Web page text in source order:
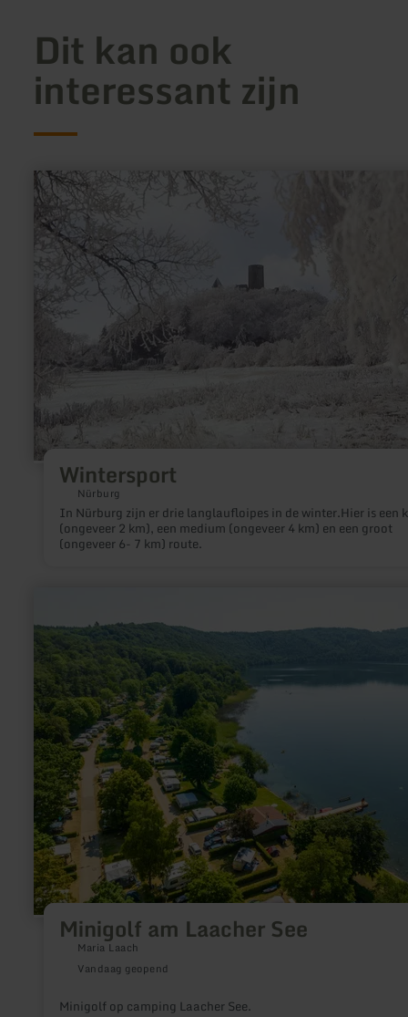
Dit kan ook
interessant zijn
Wintersport
Nürburg
In Nürburg zijn er drie langlaufloipes in de winter.Hier is een
(ongeveer 2 km), een medium (ongeveer 4 km) en een groot
(ongeveer 6- 7 km) route.
meer
informatie
over:
Wintersport
Minigolf am Laacher See
Maria Laach
Vandaag geopend
Minigolf op camping Laacher See.
over:
Minigolf
am
Laacher
See